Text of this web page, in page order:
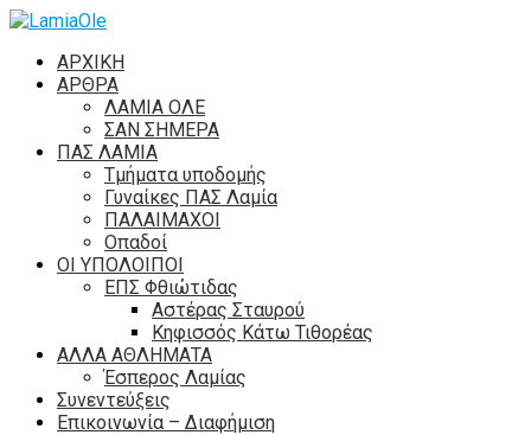
ΑΡΧΙΚΗ
ΑΡΘΡΑ
ΛΑΜΙΑ ΟΛΕ
ΣΑΝ ΣΗΜΕΡΑ
ΠΑΣ ΛΑΜΙΑ
Τμήματα υποδομής
Γυναίκες ΠΑΣ Λαμία
ΠΑΛΑΙΜΑΧΟΙ
Οπαδοί
ΟΙ ΥΠΟΛΟΙΠΟΙ
ΕΠΣ Φθιώτιδας
Αστέρας Σταυρού
Κηφισσός Κάτω Τιθορέας
ΑΛΛΑ ΑΘΛΗΜΑΤΑ
Έσπερος Λαμίας
Συνεντεύξεις
Επικοινωνία – Διαφήμιση